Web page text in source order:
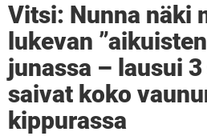
Vitsi: Nunna näki
lukevan
junassa – lausui
saivat koko
kippurassa